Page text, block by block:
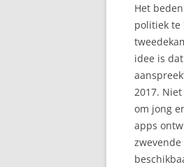
Het
politiek te
idee is
2017.
om jong
apps